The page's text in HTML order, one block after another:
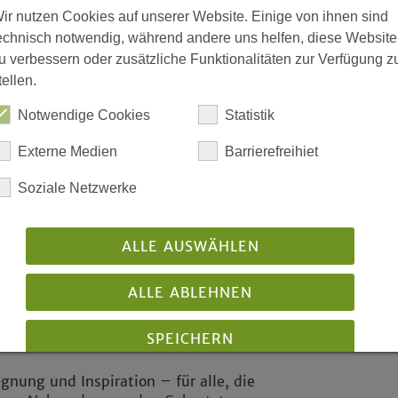
und Minecraft-Bibelgeschichten
und Kinderbibel-Illustrator
und Führungen durch die
historischen Gutenberg-
ausprobiert und ein
wird auf die
Impulse für die Zukunft geben. Die
oikos-Instituts für
von Cansteinschen Bibelanstalt in
jährlich etwa 150 Gruppen mit
sind es Schulklassen sowie
um 17.00 Uhr in der
der Evangelischen
und Inspiration – für alle, die
nutzen Cookies auf unserer Website. Einige von ihnen sind
notwendig, während andere uns helfen, diese Website
verbessern oder zusätzliche Funktionalitäten zur Verfügung
Notwendige Cookies Statistik
Externe Medien Barrierefreihiet
Soziale Netzwerke
ALLE AUSWÄHLEN
ALLE ABLEHNEN
SPEICHERN
Details anzeigen